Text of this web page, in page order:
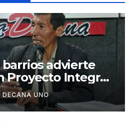
advierte
Proyecto Integral
para
DECANA UNO